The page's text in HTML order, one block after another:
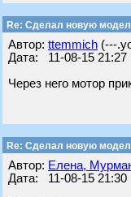
Re: Cделал новую
Автор: ttemmich (---
Дата: 11-08-15 21:27
Через него мотор
Re: Cделал новую
Автор: Елена,
Дата: 11-08-15 21:30